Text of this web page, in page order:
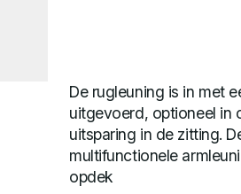
De rugleuning is in met
uitgevoerd, optioneel in
uitsparing in de zitting.
multifunctionele
opdek